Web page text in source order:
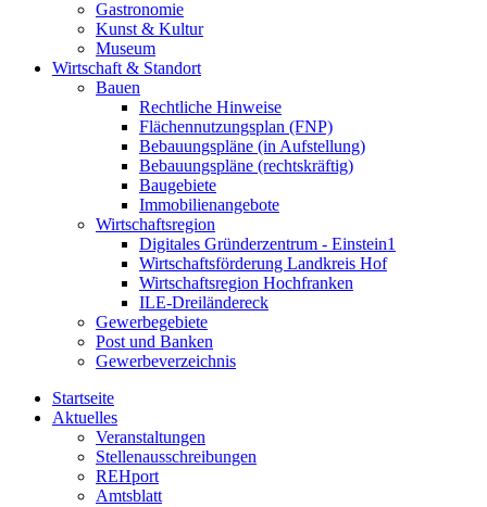
Gastronomie
Kunst & Kultur
Museum
Wirtschaft & Standort
Bauen
Rechtliche Hinweise
Flächennutzungsplan (FNP)
Bebauungspläne (in Aufstellung)
Bebauungspläne (rechtskräftig)
Baugebiete
Immobilienangebote
Wirtschaftsregion
Digitales Gründerzentrum - Einstein1
Wirtschaftsförderung Landkreis Hof
Wirtschaftsregion Hochfranken
ILE-Dreiländereck
Gewerbegebiete
Post und Banken
Gewerbeverzeichnis
Startseite
Aktuelles
Veranstaltungen
Stellenausschreibungen
REHport
Amtsblatt